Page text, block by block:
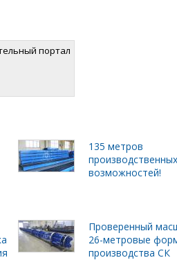
портал
135 метров
производственных
возможностей!
Проверенный
26-метровые
производства СК